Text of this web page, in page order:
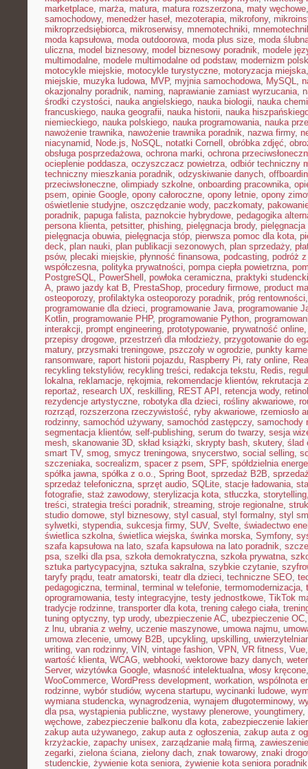
marketplace, marża, matura, matura rozszerzona, maty węchowe
samochodowy, menedżer haseł, mezoterapia, mikrofony,
mikroprzedsiębiorca, mikroserwisy, mnemotechniki,
moda kapsułowa, moda outdoorowa, moda plus size, moda
uliczna, model biznesowy, model biznesowy poradnik, modele
multimodalne, modele multimodalne od podstaw, modernizm
motocykle miejskie, motocykle turystyczne, motoryzacja miejska
miejskie, muzyka ludowa, MVP, myjnia samochodowa, MySQL,
okazjonalny poradnik, naming, naprawianie zamiast wyrzucania,
środki czystości, nauka angielskiego, nauka biologii, nauka
francuskiego, nauka geografii, nauka historii, nauka
niemieckiego, nauka polskiego, nauka programowania, nauka
nawożenie trawnika, nawożenie trawnika poradnik, nazwa firmy,
niacynamid, Node.js, NoSQL, notatki Cornell , obróbka zdjęć,
obsługa posprzedażowa, ochrona marki, ochrona
ocieplenie poddasza, oczyszczacz powietrza, odbiór techniczny
techniczny mieszkania poradnik, odzyskiwanie danych,
przeciwsłoneczne, olimpiady szkolne, onboarding pracownika,
psem, opinie Google, opony całoroczne, opony letnie, opony
oświetlenie studyjne, oszczędzanie wody, paczkomaty,
poradnik, papuga falista, paznokcie hybrydowe, pedagogika
persona klienta, petsitter, phishing, pielęgnacja brody, pielęgnacja
pielęgnacja obuwia, pielęgnacja stóp, pierwsza pomoc dla kota,
deck, plan nauki, plan publikacji sezonowych, plan sprzedaży,
psów, plecaki miejskie, płynność finansowa, podcasting, podróż
współczesna, polityka prywatności, pompa ciepła powietrzna,
PostgreSQL, PowerShell , powłoka ceramiczna, praktyki
A, prawo jazdy kat B, PrestaShop, procedury firmowe, product
osteoporozy, profilaktyka osteoporozy poradnik, próg rentowności
programowanie dla dzieci, programowanie Java, programowanie
Kotlin, programowanie PHP, programowanie Python,
interakcji, prompt engineering, prototypowanie, prywatność online
przepisy drogowe, przestrzeń dla młodzieży, przygotowanie do
matury, przysmaki treningowe, pszczoły w ogrodzie, punkty karne
ransomware, raport historii pojazdu, Raspberry Pi, raty online,
recykling tekstyliów, recykling treści, redakcja tekstu, Redis,
lokalna, reklamacje, rękojmia, rekomendacje klientów, rekrutacja
reportaż, research UX, reskilling, REST API , retencja wody, retinol
rezydencje artystyczne, robotyka dla dzieci, rośliny akwariowe,
rozrząd, rozszerzona rzeczywistość, ryby akwariowe, rzemiosło
rodzinny, samochód używany, samochód zastępczy, samochody
segmentacja klientów, self-publishing, serum do twarzy, sesja
mesh, skanowanie 3D, skład książki, skrypty bash, skutery, ślad
smart TV, smog, smycz treningowa, snycerstwo, social selling,
szczeniaka, socrealizm, spacer z psem, SPF, spółdzielnia
spółka jawna, spółka z o.o., Spring Boot, sprzedaż B2B,
sprzedaż telefoniczna, sprzęt audio, SQLite, stacje ładowania,
fotografie, staż zawodowy, sterylizacja kota, stłuczka, storytelling
treści, strategia treści poradnik, streaming, stroje regionalne,
studio domowe, styl biznesowy, styl casual , styl formalny, styl
sylwetki, stypendia, sukcesja firmy, SUV, Svelte, świadectwo
świetlica szkolna, świetlica wiejska, świnka morska, Symfony,
szafa kapsułowa na lato, szafa kapsułowa na lato poradnik,
psa, szelki dla psa, szkoła demokratyczna, szkoła prywatna,
sztuka partycypacyjna, sztuka sakralna, szybkie czytanie,
taryfy prądu, teatr amatorski, teatr dla dzieci, techniczne SEO,
pedagogiczna, terminal , terminal w telefonie, termomodernizacja,
oprogramowania, testy integracyjne, testy jednostkowe, TikTok
tradycje rodzinne, transporter dla kota, trening całego ciała,
tuning optyczny, typ urody, ubezpieczenie AC, ubezpieczenie OC
z lnu, ubrania z wełny, uczenie maszynowe, umowa najmu,
umowa zlecenie, umowy B2B, upcykling, upskilling,
writing, van rodzinny, VIN, vintage fashion, VPN, VR fitness, Vue
wartość klienta, WCAG, webhooki, wektorowe bazy danych,
Server, wizytówka Google, własność intelektualna, włosy kręcone
WooCommerce, WordPress development, workation, wspólnota
rodzinne, wybór studiów, wycena startupu, wycinanki ludowe,
wymiana studencka, wynagrodzenia, wynajem długoterminowy,
dla psa, wystąpienia publiczne, wystawy plenerowe, youngtimery,
węchowe, zabezpieczenie balkonu dla kota, zabezpieczenie
zakup auta używanego, zakup auta z ogłoszenia, zakup auta z
krzyżackie, zapachy unisex, zarządzanie małą firmą, zawieszenie
zegarki, zielona ściana, zielony dach, znak towarowy, znaki
studenckie, żywienie kota seniora, żywienie kota seniora poradnik